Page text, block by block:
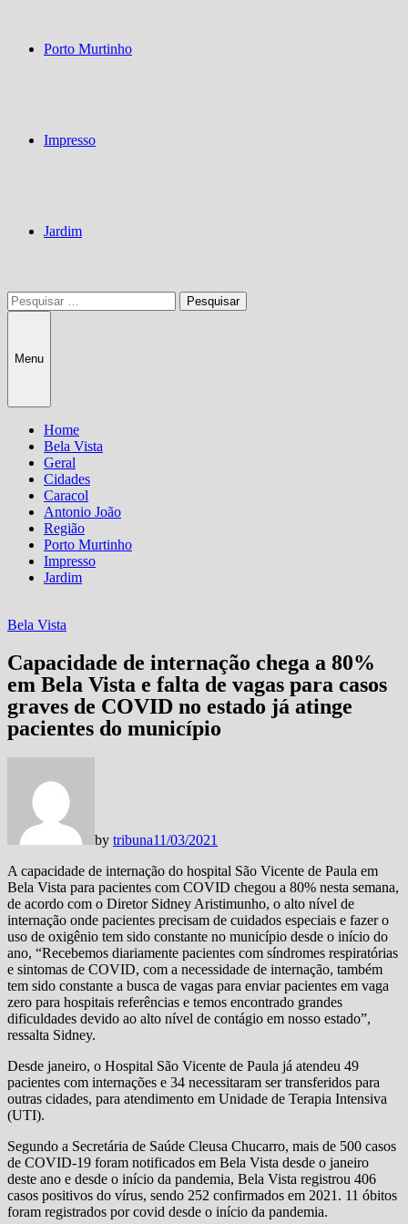
Porto Murtinho
Impresso
Jardim
Pesquisar
por:
Menu
Home
Bela Vista
Geral
Cidades
Caracol
Antonio João
Região
Porto Murtinho
Impresso
Jardim
Bela Vista
Capacidade de internação chega a 80%
em Bela Vista e falta de vagas para casos
graves de COVID no estado já atinge
pacientes do município
by tribuna11/03/2021
A capacidade de internação do hospital São Vicente de Paula em
Bela Vista para pacientes com COVID chegou a 80% nesta semana,
de acordo com o Diretor Sidney Aristimunho, o alto nível de
internação onde pacientes precisam de cuidados especiais e fazer o
uso de oxigênio tem sido constante no município desde o início do
ano, “Recebemos diariamente pacientes com síndromes respiratórias
e sintomas de COVID, com a necessidade de internação, também
tem sido constante a busca de vagas para enviar pacientes em vaga
zero para hospitais referências e temos encontrado grandes
dificuldades devido ao alto nível de contágio em nosso estado”,
ressalta Sidney.
Desde janeiro, o Hospital São Vicente de Paula já atendeu 49
pacientes com internações e 34 necessitaram ser transferidos para
outras cidades, para atendimento em Unidade de Terapia Intensiva
(UTI).
Segundo a Secretária de Saúde Cleusa Chucarro, mais de 500 casos
de COVID-19 foram notificados em Bela Vista desde o janeiro
deste ano e desde o início da pandemia, Bela Vista registrou 406
casos positivos do vírus, sendo 252 confirmados em 2021. 11 óbitos
foram registrados por covid desde o início da pandemia.